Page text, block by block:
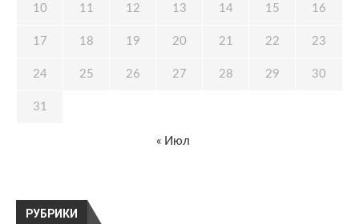
РУБРИКИ
10 11 12 13 14 15 16
17 18 19 20 21 22 23
24 25 26 27 28 29 30
31
« Июл